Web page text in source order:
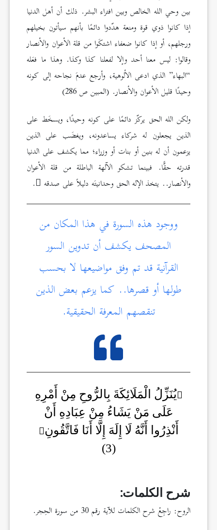
بين وحي الله الخالص وبين افتراء البشر. ذلك أن أهل الدنيا
إذا كانوا ذوي قوة ومنعة هدّدوا دائمًا بأنهم سيأتون بخيلهم
ورجلهم، أو إذا كانوا ضعفاء اشتكَوا من قلة الأعوان والأنصار
وقالوا: ليس معنا أحد وإلا لفعلنا كذا وكذا. وهذا ما فعَله
“البهاء” الذي ادعى الألوهية، وأرجع عدمَ نجاحه إلى كونه
وحيدًا قليل الأعوان والأنصار. (المبين ص 286)
ولكن الله الحق يركّز دائمًا على كونه وحيدًا، ويسخَط على
الذين يجعلون له شركاء يساعدونه، ويغضَب على الذين
يزعمون أن له بنين أو بنات أو وزراء؛ مما يكشف على الدنيا
قدرته حقًّا. فبينما تشكو الآلهة الباطلة من قلة الأعوان
والأنصار.. يتخذ الإله الحق وحدانيتَه دليلاً على صدقه .
ووجود هذه السورة في هذا المكان من
المصحف يكشف أن تدوين السور
القرآنية قد تم وفق مواضيعها لا بحسب
طولها أو قصرها.. كما يزعم بعض الذين
تنقصهم المعرفة الحقيقية.
يُنَزِّلُ الْمَلَائِكَةَ بِالرُّوحِ مِنْ أَمْرِهِ
عَلَى مَنْ يَشَاءُ مِنْ عِبَادِهِ أَنْ
أَنْذِرُوا أَنَّهُ لَا إِلَهَ إِلَّا أَنَا فَاتَّقُونِ
(3)
شرح الكلمات:
الروح: راجِعْ شرح الكلمات للآية رقم 30 من سورة الحِجر.